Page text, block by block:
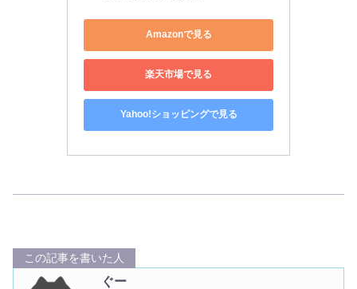
Amazonで見る
楽天市場で見る
Yahoo!ショッピングで見る
この記事を書いた人
ぐー